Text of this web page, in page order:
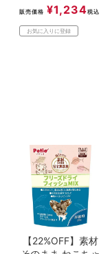
販売価格 ¥1,234税込
お気に入りに登録
【22%OFF】素材